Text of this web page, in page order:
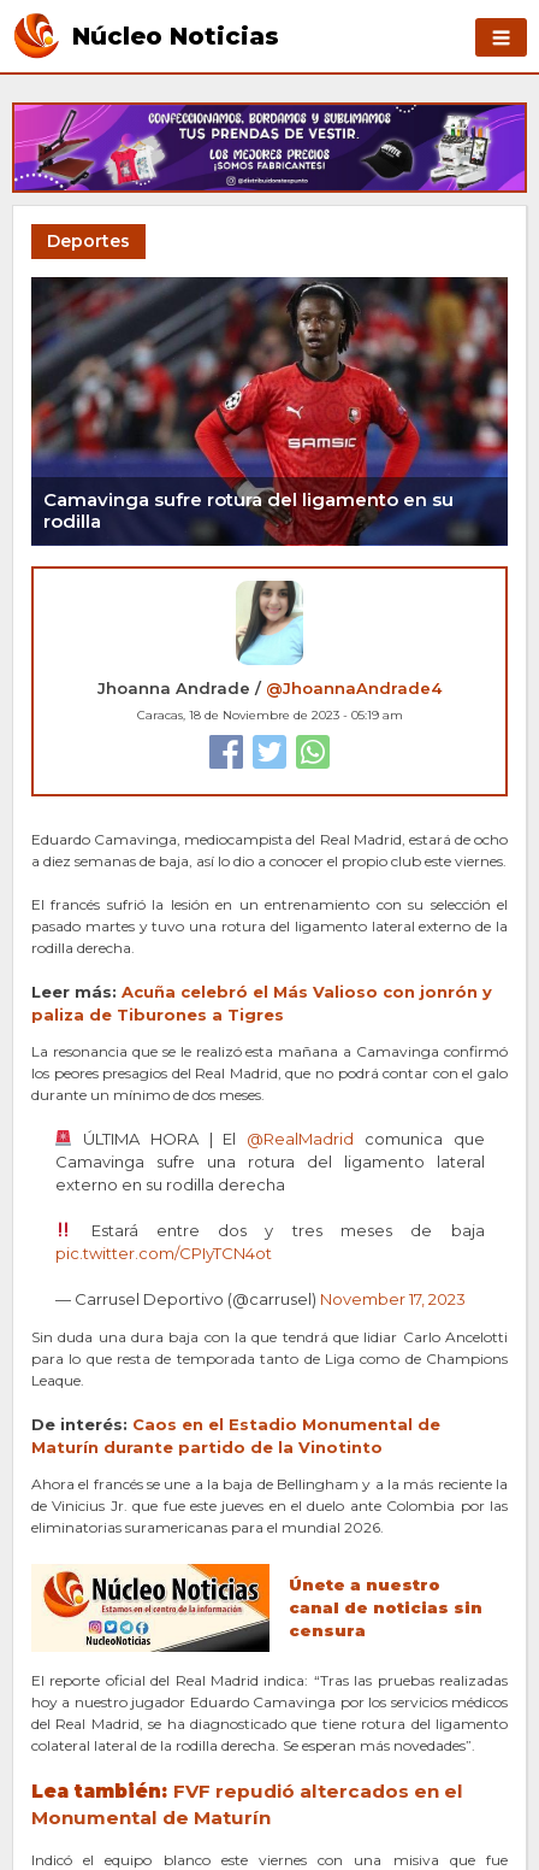
Núcleo Noticias
Deportes
Camavinga sufre rotura del ligamento en su
rodilla
Jhoanna Andrade / @JhoannaAndrade4
Caracas, 18 de Noviembre de 2023 - 05:19 am
Eduardo Camavinga, mediocampista del Real Madrid, estará de ocho
a diez semanas de baja, así lo dio a conocer el propio club este viernes.
El francés sufrió la lesión en un entrenamiento con su selección el
pasado martes y tuvo una rotura del ligamento lateral externo de la
rodilla derecha.
Leer más: Acuña celebró el Más Valioso con jonrón y
paliza de Tiburones a Tigres
La resonancia que se le realizó esta mañana a Camavinga confirmó
los peores presagios del Real Madrid, que no podrá contar con el galo
durante un mínimo de dos meses.
ÚLTIMA HORA | El @RealMadrid comunica que
Camavinga sufre una rotura del ligamento lateral
externo en su rodilla derecha
Estará entre dos y tres meses de baja
pic.twitter.com/CPIyTCN4ot
— Carrusel Deportivo (@carrusel) November 17, 2023
Sin duda una dura baja con la que tendrá que lidiar Carlo Ancelotti
para lo que resta de temporada tanto de Liga como de Champions
Leaque.
De interés: Caos en el Estadio Monumental de
Maturín durante partido de la Vinotinto
Ahora el francés se une a la baja de Bellingham y a la más reciente la
de Vinicius Jr. que fue este jueves en el duelo ante Colombia por las
eliminatorias suramericanas para el mundial 2026.
Únete a nuestro
canal de noticias sin
censura
El reporte oficial del Real Madrid indica: “Tras las pruebas realizadas
hoy a nuestro jugador Eduardo Camavinga por los servicios médicos
del Real Madrid, se ha diagnosticado que tiene rotura del ligamento
colateral lateral de la rodilla derecha. Se esperan más novedades”.
Lea también: FVF repudió altercados en el
Monumental de Maturín
Indicó el equipo blanco este viernes con una misiva que fue